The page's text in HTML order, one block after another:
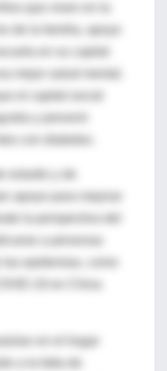
de la familia, apoyo
en su capital
el capital social
y prevenir
estudio y de
apoyo para mejorar
a personas
en el hogar